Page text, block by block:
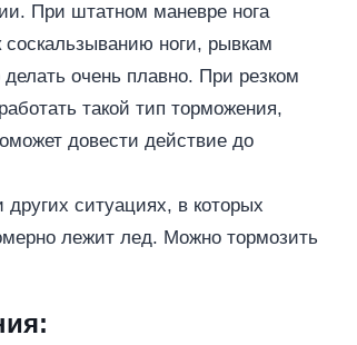
При штатном маневре нога
ноги, рывкам
очень плавно. При резком
такой тип торможения,
довести действие до
ситуациях, в которых
лежит лед. Можно тормозить